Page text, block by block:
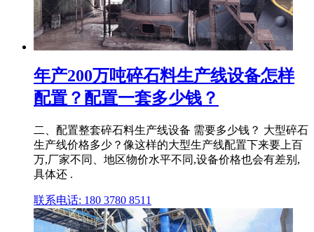
年产200万吨碎石料生产线设备怎样
配置？配置一套多少钱？
二、配置整套碎石料生产线设备 需要多少钱？ 大型碎石
生产线价格多少？像这样的大型生产线配置下来要上百
万,厂家不同、地区物价水平不同,设备价格也会有差别,
具体还 .
联系电话: 180 3780 8511